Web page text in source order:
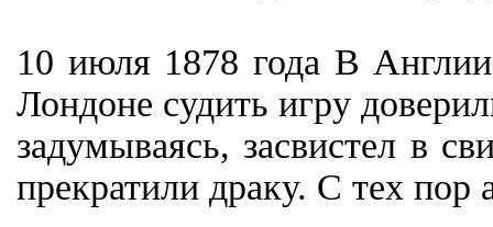
10 июля 1878 года В
Лондоне судить игру
задумываясь, засвистел в
прекратили драку. С тех пор